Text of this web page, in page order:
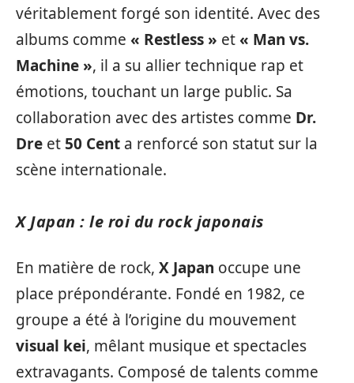
véritablement forgé son identité. Avec des
albums comme « Restless » et « Man vs.
Machine », il a su allier technique rap et
émotions, touchant un large public. Sa
collaboration avec des artistes comme Dr.
Dre et 50 Cent a renforcé son statut sur la
scène internationale.
X Japan : le roi du rock japonais
En matière de rock, X Japan occupe une
place prépondérante. Fondé en 1982, ce
groupe a été à l’origine du mouvement
visual kei, mêlant musique et spectacles
extravagants. Composé de talents comme